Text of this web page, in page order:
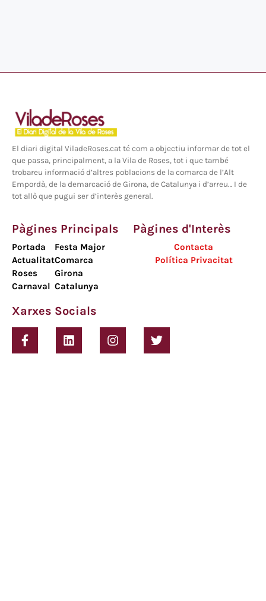
El diari digital ViladeRoses.cat té com a objectiu informar de tot el
que passa, principalment, a la Vila de Roses, tot i que també
trobareu informació d’altres poblacions de la comarca de l’Alt
Empordà, de la demarcació de Girona, de Catalunya i d’arreu… I de
tot allò que pugui ser d’interès general.
Pàgines Principals
Portada
Actualitat
Roses
Carnaval
Festa Major
Comarca
Girona
Catalunya
Pàgines d'Interès
Contacta
Política Privacitat
Xarxes Socials